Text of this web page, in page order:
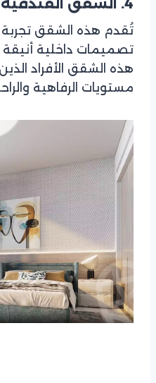
4. الشقق الفندقية الفاخرة
تُقدم هذه الشقق
تصميمات داخلية
هذه الشقق الأفراد
مستويات الرفاهية